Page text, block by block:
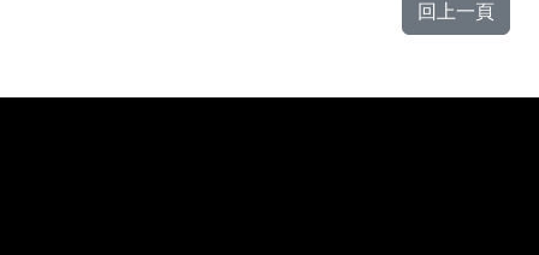
回上一頁